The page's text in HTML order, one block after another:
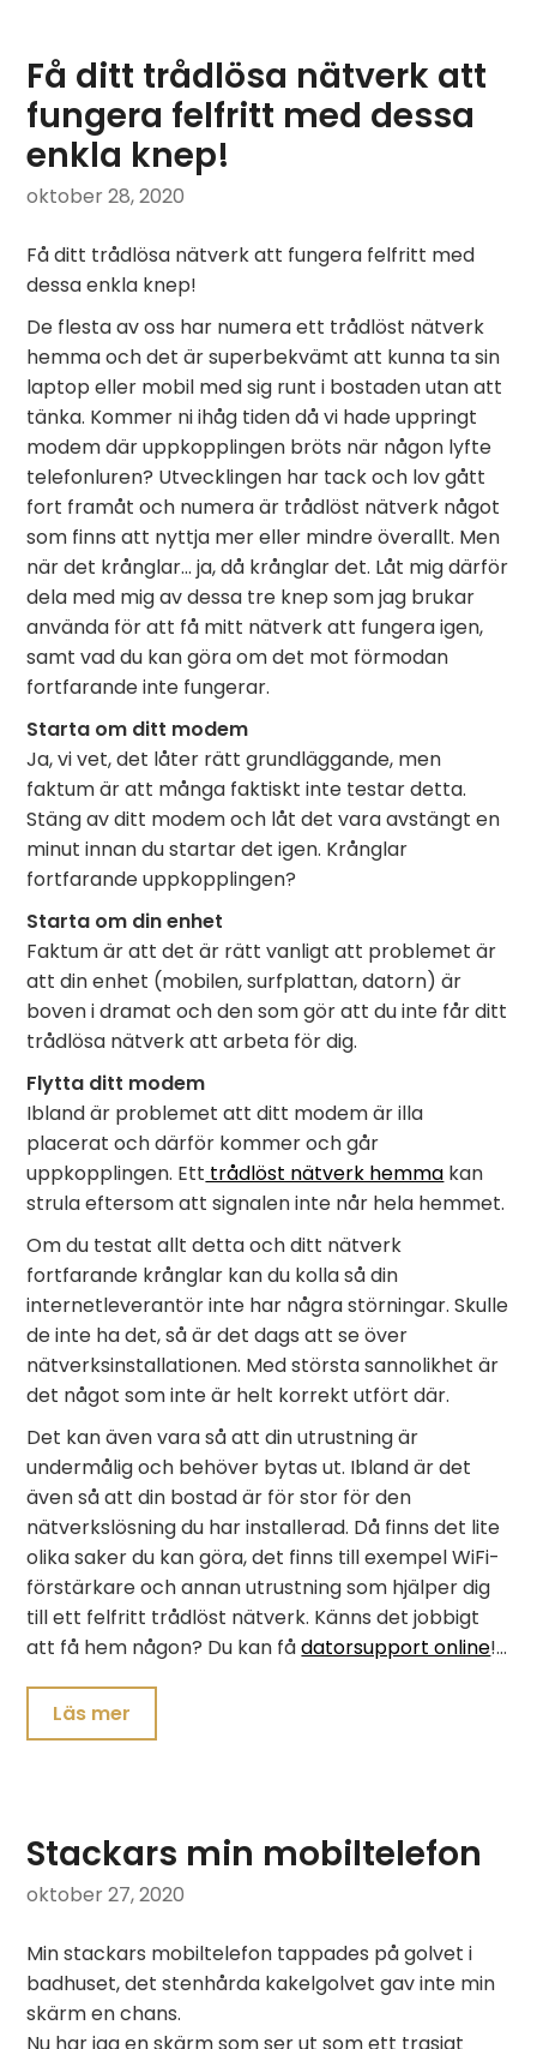
Få ditt trådlösa nätverk att
fungera felfritt med dessa
enkla knep!
oktober 28, 2020
Få ditt trådlösa nätverk att fungera felfritt med
dessa enkla knep!
De flesta av oss har numera ett trådlöst nätverk
hemma och det är superbekvämt att kunna ta sin
laptop eller mobil med sig runt i bostaden utan att
tänka. Kommer ni ihåg tiden då vi hade uppringt
modem där uppkopplingen bröts när någon lyfte
telefonluren? Utvecklingen har tack och lov gått
fort framåt och numera är trådlöst nätverk något
som finns att nyttja mer eller mindre överallt. Men
när det krånglar… ja, då krånglar det. Låt mig därför
dela med mig av dessa tre knep som jag brukar
använda för att få mitt nätverk att fungera igen,
samt vad du kan göra om det mot förmodan
fortfarande inte fungerar.
Starta om ditt modem
Ja, vi vet, det låter rätt grundläggande, men
faktum är att många faktiskt inte testar detta.
Stäng av ditt modem och låt det vara avstängt en
minut innan du startar det igen. Krånglar
fortfarande uppkopplingen?
Starta om din enhet
Faktum är att det är rätt vanligt att problemet är
att din enhet (mobilen, surfplattan, datorn) är
boven i dramat och den som gör att du inte får ditt
trådlösa nätverk att arbeta för dig.
Flytta ditt modem
Ibland är problemet att ditt modem är illa
placerat och därför kommer och går
uppkopplingen. Ett trådlöst nätverk hemma kan
strula eftersom att signalen inte når hela hemmet.
Om du testat allt detta och ditt nätverk
fortfarande krånglar kan du kolla så din
internetleverantör inte har några störningar. Skulle
de inte ha det, så är det dags att se över
nätverksinstallationen. Med största sannolikhet är
det något som inte är helt korrekt utfört där.
Det kan även vara så att din utrustning är
undermålig och behöver bytas ut. Ibland är det
även så att din bostad är för stor för den
nätverkslösning du har installerad. Då finns det lite
olika saker du kan göra, det finns till exempel WiFi-
förstärkare och annan utrustning som hjälper dig
till ett felfritt trådlöst nätverk. Känns det jobbigt
att få hem någon? Du kan fådatorsupport online!…
Läs mer
Stackars min mobiltelefon
oktober 27, 2020
Min stackars mobiltelefon tappades på golvet i
badhuset, det stenhårda kakelgolvet gav inte min
skärm en chans.